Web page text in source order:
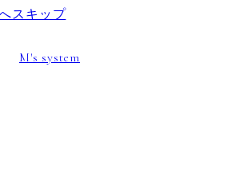
スキップ
M's system